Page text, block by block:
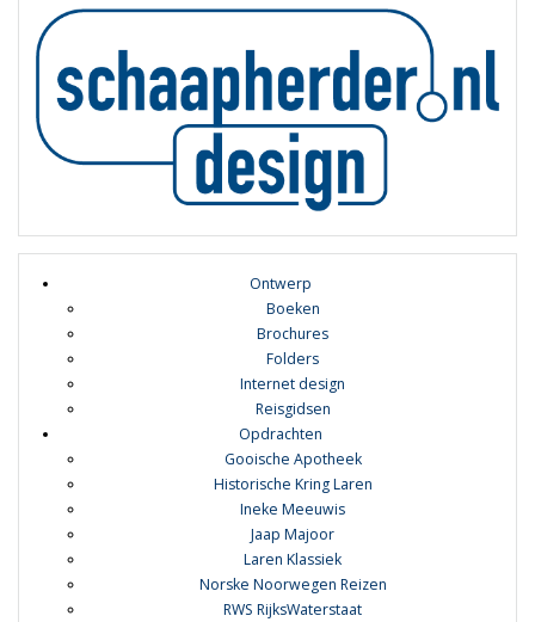
Ontwerp
Boeken
Brochures
Folders
Internet design
Reisgidsen
Opdrachten
Gooische Apotheek
Historische Kring Laren
Ineke Meeuwis
Jaap Majoor
Laren Klassiek
Norske Noorwegen Reizen
RWS RijksWaterstaat